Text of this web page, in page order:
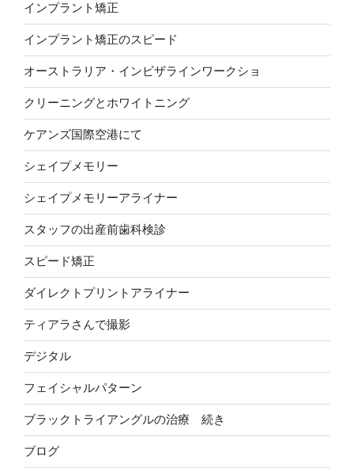
インプラント矯正
インプラント矯正のスピード
オーストラリア・インビザラインワークショ
クリーニングとホワイトニング
ケアンズ国際空港にて
シェイプメモリー
シェイプメモリーアライナー
スタッフの出産前歯科検診
スピード矯正
ダイレクトプリントアライナー
ティアラさんで撮影
デジタル
フェイシャルパターン
ブラックトライアングルの治療 続き
ブログ